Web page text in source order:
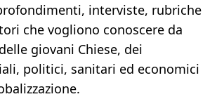
interviste, rubriche
che vogliono conoscere da
giovani Chiese, dei
politici, sanitari ed economici